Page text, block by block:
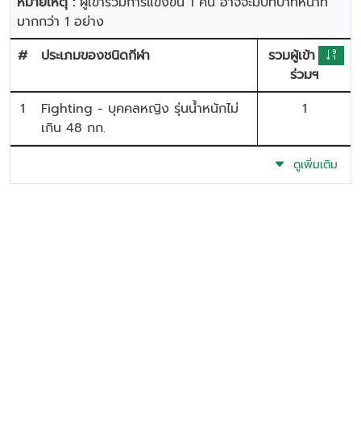
มากกว่า 1 อย่าง
#
ประเภมของชนิดกีฬา
รวมผู้เข้า
ร่วมฯ
1
Fighting - บุคคลหญิง รุ่นน้ำหนักไม่
เกิน 48 กก.
1
ดูเพิ่มเติม